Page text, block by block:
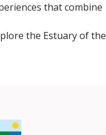
that combine
the Estuary of the